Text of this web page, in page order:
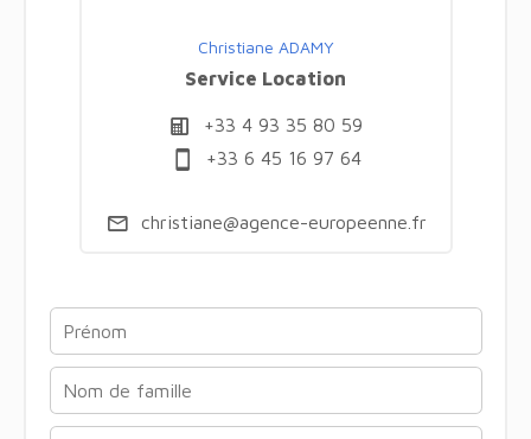
Christiane ADAMY
Service Location
+33 4 93 35 80 59
+33 6 45 16 97 64
christiane@agence-europeenne.fr